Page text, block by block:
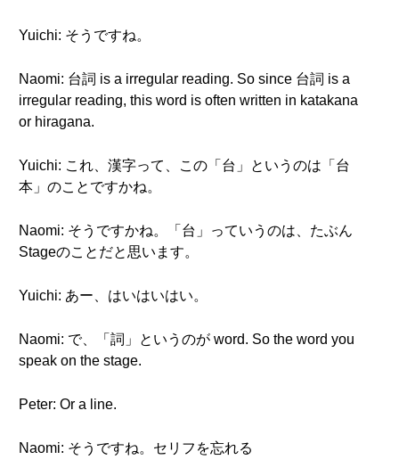
Yuichi: そうですね。
Naomi: 台詞 is a irregular reading. So since 台詞 is a
irregular reading, this word is often written in katakana
or hiragana.
Yuichi: これ、漢字って、この「台」というのは「台
本」のことですかね。
Naomi: そうですかね。「台」っていうのは、たぶん
Stageのことだと思います。
Yuichi: あー、はいはいはい。
Naomi: で、「詞」というのが word. So the word you
speak on the stage.
Peter: Or a line.
Naomi: そうですね。セリフを忘れる